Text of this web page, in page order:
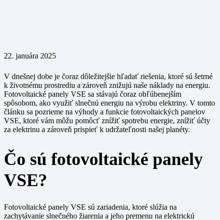
22. januára 2025
V dnešnej dobe je čoraz dôležitejšie hľadať riešenia, ktoré sú šetrné
k životnému prostrediu a zároveň znižujú naše náklady na energiu.
Fotovoltaické panely VSE sa stávajú čoraz obľúbenejším
spôsobom, ako využiť slnečnú energiu na výrobu elektriny. V tomto
článku sa pozrieme na výhody a funkcie fotovoltaických panelov
VSE, ktoré vám môžu pomôcť znížiť spotrebu energie, znížiť účty
za elektrinu a zároveň prispieť k udržateľnosti našej planéty.
Čo sú fotovoltaické panely
VSE?
Fotovoltaické panely VSE sú zariadenia, ktoré slúžia na
zachytávanie slnečného žiarenia a jeho premenu na elektrickú